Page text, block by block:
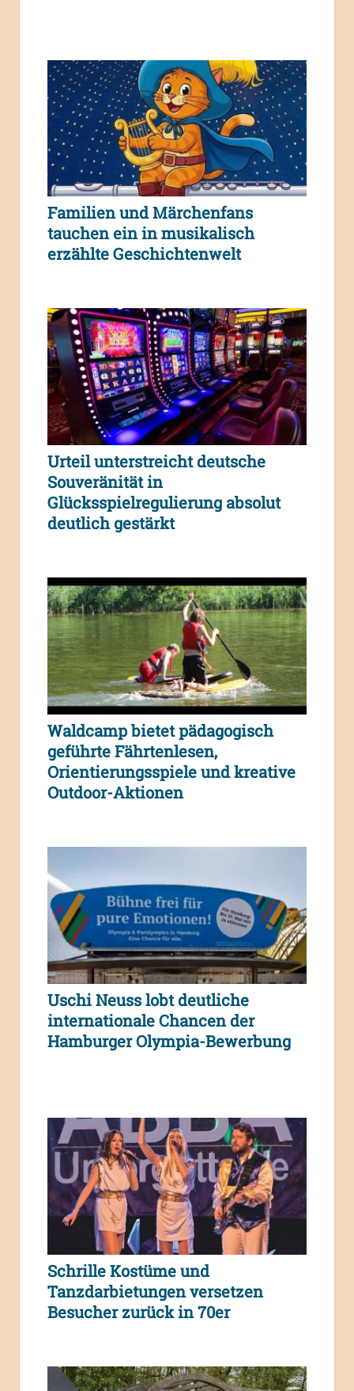
Familien und Märchenfans
tauchen ein in musikalisch
erzählte Geschichtenwelt
Urteil unterstreicht deutsche
Souveränität in
Glücksspielregulierung absolut
deutlich gestärkt
Waldcamp bietet pädagogisch
geführte Fährtenlesen,
Orientierungsspiele und kreative
Outdoor-Aktionen
Uschi Neuss lobt deutliche
internationale Chancen der
Hamburger Olympia-Bewerbung
Schrille Kostüme und
Tanzdarbietungen versetzen
Besucher zurück in 70er